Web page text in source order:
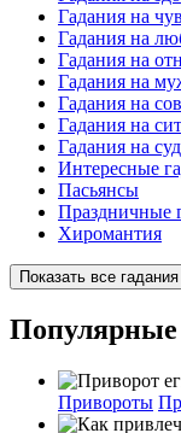
Гадания на
Гадания на
Гадания на
Гадания на
Гадания на
Гадания на
Гадания на
Интересные
Пасьянсы
Праздничные
Хиромантия
Показать все гадания
Популярные
Привороты